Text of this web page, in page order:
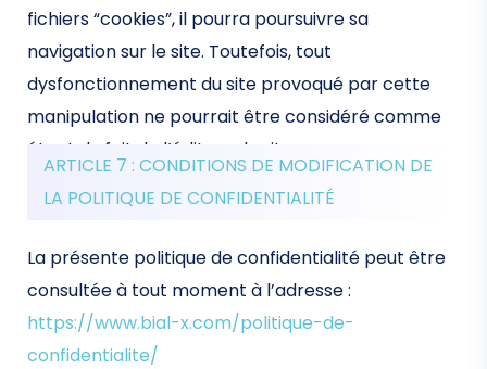
fichiers “cookies”, il pourra poursuivre sa
navigation sur le site. Toutefois, tout
dysfonctionnement du site provoqué par cette
manipulation ne pourrait être considéré comme
étant du fait de l’éditeur du site.
ARTICLE 7 : CONDITIONS DE MODIFICATION DE
LA POLITIQUE DE CONFIDENTIALITÉ
La présente politique de confidentialité peut être
consultée à tout moment à l’adresse :
https://www.bial-x.com/politique-de-
confidentialite/